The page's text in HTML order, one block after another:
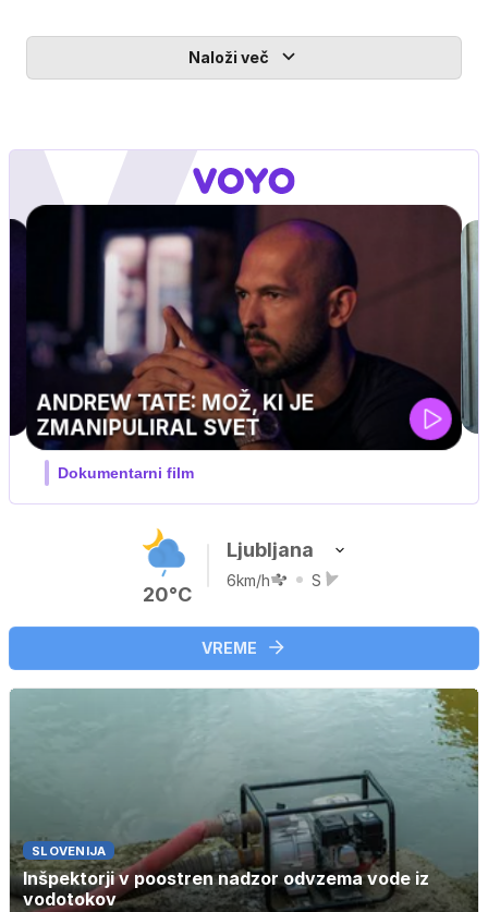
Naloži več
MOJ PRIJATELJ PINGVIN
Film meseca / družinski, pustolovski
20°C
Ljubljana
6km/h S
VREME
SLOVENIJA
Inšpektorji v poostren nadzor odvzema vode iz
vodotokov